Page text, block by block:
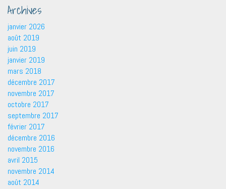
Archives
janvier 2026
août 2019
juin 2019
janvier 2019
mars 2018
décembre 2017
novembre 2017
octobre 2017
septembre 2017
février 2017
décembre 2016
novembre 2016
avril 2015
novembre 2014
août 2014